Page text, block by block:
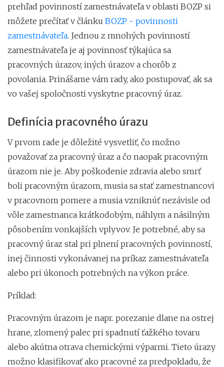
prehľad povinností zamestnávateľa v oblasti BOZP si
môžete prečítať v článku BOZP - povinnosti
zamestnávateľa. Jednou z mnohých povinností
zamestnávateľa je aj povinnosť týkajúca sa
pracovných úrazov, iných úrazov a chorôb z
povolania. Prinášame vám rady, ako postupovať, ak sa
vo vašej spoločnosti vyskytne pracovný úraz.
Definícia pracovného úrazu
V prvom rade je dôležité vysvetliť, čo možno
považovať za pracovný úraz a čo naopak pracovným
úrazom nie je. Aby poškodenie zdravia alebo smrť
boli pracovným úrazom, musia sa stať zamestnancovi
v pracovnom pomere a musia vzniknúť nezávisle od
vôle zamestnanca krátkodobým, náhlym a násilným
pôsobením vonkajších vplyvov. Je potrebné, aby sa
pracovný úraz stal pri plnení pracovných povinností,
inej činnosti vykonávanej na príkaz zamestnávateľa
alebo pri úkonoch potrebných na výkon práce.
Príklad:
Pracovným úrazom je napr. porezanie dlane na ostrej
hrane, zlomený palec pri spadnutí ťažkého tovaru
alebo akútna otrava chemickými výparmi. Tieto úrazy
možno klasifikovať ako pracovné za predpokladu, že